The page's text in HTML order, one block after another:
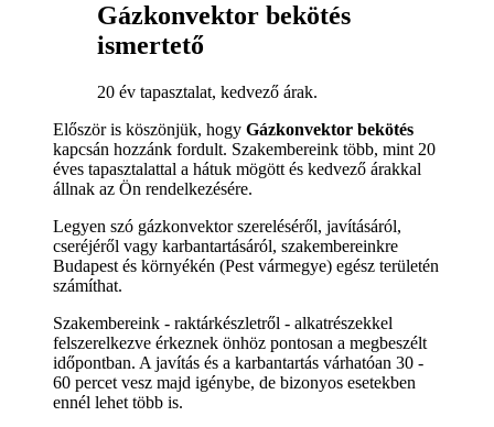
Gázkonvektor bekötés
ismertető
20 év tapasztalat, kedvező árak.
Először is köszönjük, hogy Gázkonvektor bekötés
kapcsán hozzánk fordult. Szakembereink több, mint 20
éves tapasztalattal a hátuk mögött és kedvező árakkal
állnak az Ön rendelkezésére.
Legyen szó gázkonvektor szereléséről, javításáról,
cseréjéről vagy karbantartásáról, szakembereinkre
Budapest és környékén (Pest vármegye) egész területén
számíthat.
Szakembereink - raktárkészletről - alkatrészekkel
felszerelkezve érkeznek önhöz pontosan a megbeszélt
időpontban. A javítás és a karbantartás várhatóan 30 -
60 percet vesz majd igénybe, de bizonyos esetekben
ennél lehet több is.